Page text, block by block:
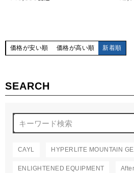
SEARCH
CAYL HYPERLITE MOUNTAIN
ENLIGHTENED EQUIPMENT
価格が安い順 価格が高い順 新着順